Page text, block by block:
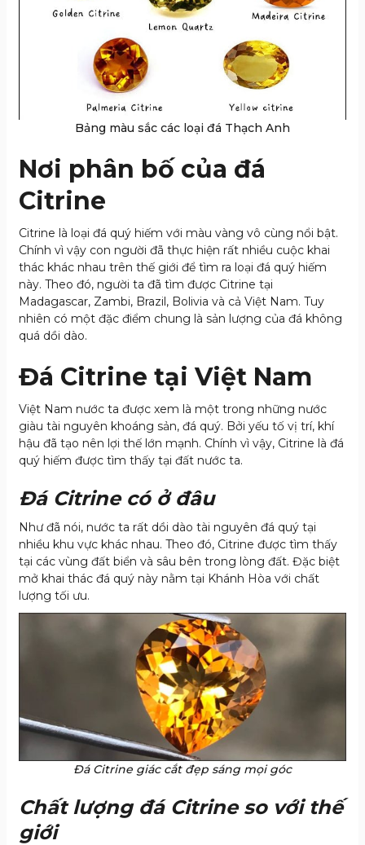
Bảng màu sắc các loại đá Thạch Anh
Nơi phân bố của đá
Citrine
Citrine là loại đá quý hiếm với màu vàng vô cùng nổi bật.
Chính vì vậy con người đã thực hiện rất nhiều cuộc khai
thác khác nhau trên thế giới để tìm ra loại đá quý hiếm
này. Theo đó, người ta đã tìm được Citrine tại
Madagascar, Zambi, Brazil, Bolivia và cả Việt Nam. Tuy
nhiên có một đặc điểm chung là sản lượng của đá không
quá dồi dào.
Đá Citrine tại Việt Nam
Việt Nam nước ta được xem là một trong những nước
giàu tài nguyên khoáng sản, đá quý. Bởi yếu tố vị trí, khí
hậu đã tạo nên lợi thế lớn mạnh. Chính vì vậy, Citrine là đá
quý hiếm được tìm thấy tại đất nước ta.
Đá Citrine có ở đâu
Như đã nói, nước ta rất dồi dào tài nguyên đá quý tại
nhiều khu vực khác nhau. Theo đó, Citrine được tìm thấy
tại các vùng đất biển và sâu bên trong lòng đất. Đặc biệt
mở khai thác đá quý này nằm tại Khánh Hòa với chất
lượng tối ưu.
Đá Citrine giác cắt đẹp sáng mọi góc
Chất lượng đá Citrine so với thế
giới